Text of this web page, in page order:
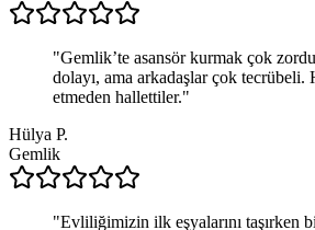
"Gemlik’te asansör kurmak çok
dolayı, ama arkadaşlar çok tecrübeli.
etmeden hallettiler."
Hülya P.
Gemlik
"Evliliğimizin ilk eşyalarını taşırken